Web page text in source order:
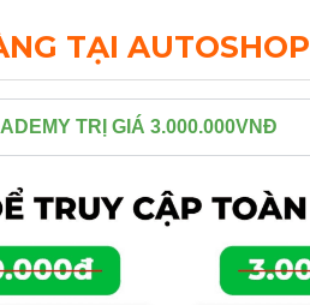
TẠI AUTOSHOP
TRỊ GIÁ 3.000.000VNĐ